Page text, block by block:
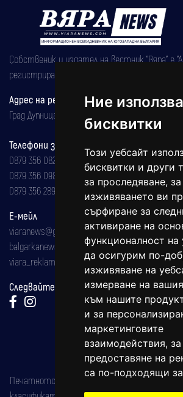
Ние
бисквитки
Този уебсайт
бисквитки и други
за проследяване,
изживяването ви
сърфиране за
активиране на
функционалност на
да осигурим по-
изживяване на
измерване на
към нашите
и за
маркетинговите
взаимодействия, за
предоставяне на
са по-подходящи
Собственик и издател на вестник "Вяра" е
регистрирана на 08.05.2002 година.
Адрес на редакцията
Град Дупница, ул.''Христо Ботев" 43
Телефони за реклама и абонаменти
0879 356 082
0879 356 098
0879 356 289
Е-мейл
viaranews@gmail.com
balgarkanews@gmail.com
viara_reklama@mail.bg
Следвайте ни:
Печатното издание на вестника е